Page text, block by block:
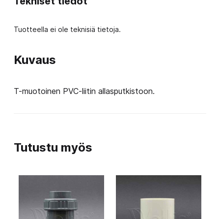
Kuvaus
T-muotoinen PVC-liitin allasputkistoon.
Tuotteella ei ole teknisiä tietoja.
Tutustu myös